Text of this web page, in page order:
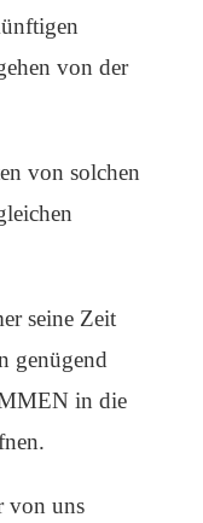
von der
von solchen
seine Zeit
genügend
in die
von uns